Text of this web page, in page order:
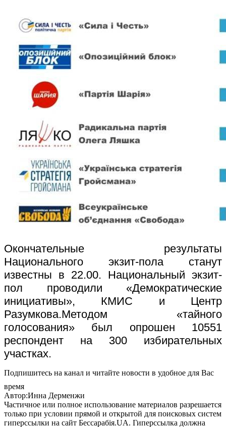
Окончательные результаты
Национального экзит-пола станут
известны в 22.00. Национальный экзит-
пол проводили «Демократические
инициативы», КМИС и Центр
Разумкова.Методом «тайного
голосования» был опрошен 10551
респондент на 300 избирательных
участках.
Подпишитесь на канал и читайте новости в удобное для Вас
время
Автор:Инна Дерменжи
Частичное или полное использование материалов разрешается
только при условии прямой и открытой для поисковых систем
гиперссылки на сайт Бессарабія.UA. Гиперссылка должна